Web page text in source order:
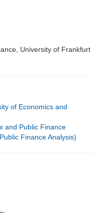
University of Frankfurt
of Economics and
and Public Finance
Finance Analysis)